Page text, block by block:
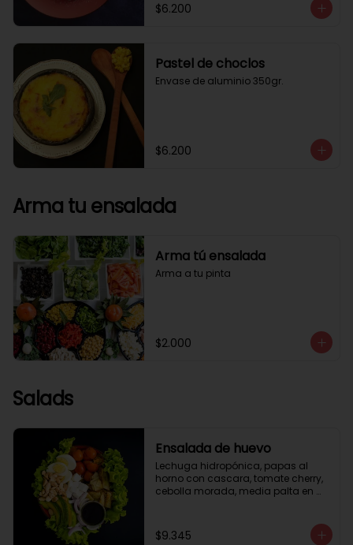
$6.200
Pastel de choclos
Envase de aluminio 350gr.
$6.200
Arma tu ensalada
Arma tú ensalada
Arma a tu pinta
$2.000
Salads
Ensalada de huevo
Lechuga hidropónica, papas al
horno con cascara, tomate cherry,
cebolla morada, media palta en
balsámica.
$9.345